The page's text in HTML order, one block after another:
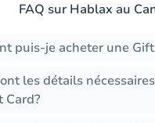
FAQ sur Hablax au
puis-je acheter une
les détails
Card?